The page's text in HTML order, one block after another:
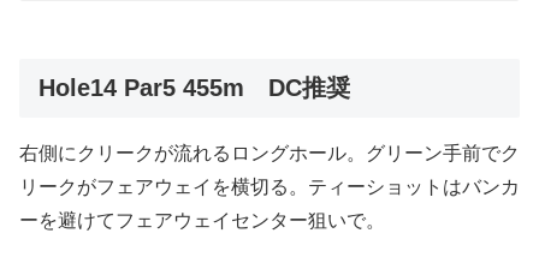
Hole14 Par5 455m DC推奨
右側にクリークが流れるロングホール。グリーン手前でク
リークがフェアウェイを横切る。ティーショットはバンカ
ーを避けてフェアウェイセンター狙いで。